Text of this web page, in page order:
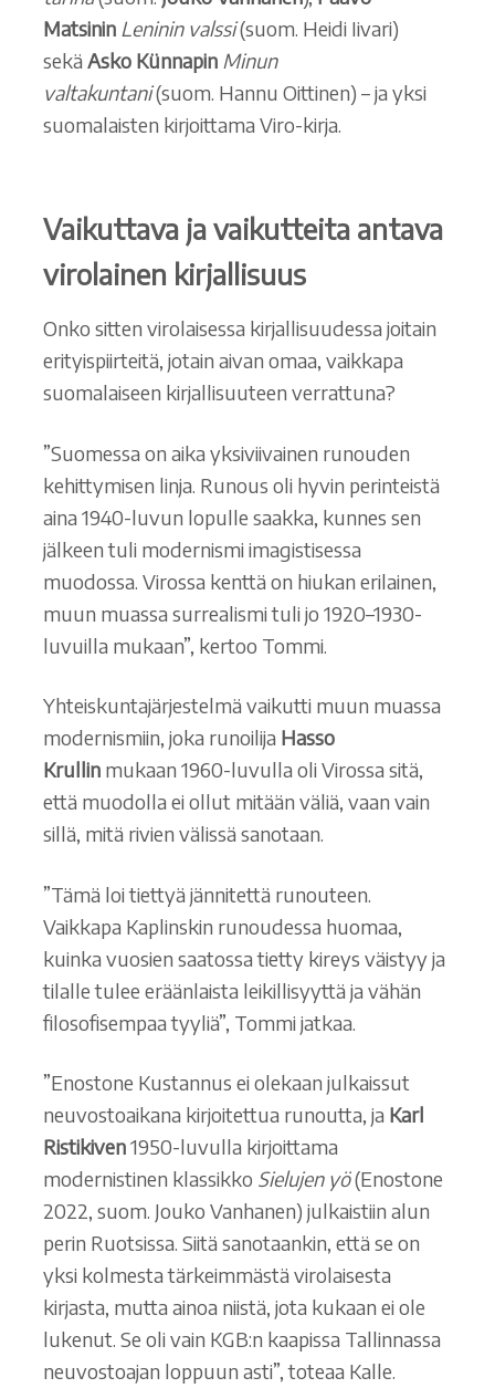
Matsinin Leninin valssi(suom. Heidi Iivari)
sekäAsko Künnapin Minun
valtakuntani(suom. Hannu Oittinen) – ja yksi
suomalaisten kirjoittama Viro-kirja.
Vaikuttava ja vaikutteita antava
virolainen kirjallisuus
Onko sitten virolaisessa kirjallisuudessa joitain
erityispiirteitä, jotain aivan omaa, vaikkapa
suomalaiseen kirjallisuuteen verrattuna?
”Suomessa on aika yksiviivainen runouden
kehittymisen linja. Runous oli hyvin perinteistä
aina 1940-luvun lopulle saakka, kunnes sen
jälkeen tuli modernismi imagistisessa
muodossa. Virossa kenttä on hiukan erilainen,
muun muassa surrealismi tuli jo 1920–1930-
luvuilla mukaan”, kertoo Tommi.
Yhteiskuntajärjestelmä vaikutti muun muassa
modernismiin, joka runoilija Hasso
Krullin mukaan 1960-luvulla oli Virossa sitä,
että muodolla ei ollut mitään väliä, vaan vain
sillä, mitä rivien välissä sanotaan.
”Tämä loi tiettyä jännitettä runouteen.
Vaikkapa Kaplinskin runoudessa huomaa,
kuinka vuosien saatossa tietty kireys väistyy ja
tilalle tulee eräänlaista leikillisyyttä ja vähän
filosofisempaa tyyliä”, Tommi jatkaa.
”Enostone Kustannus ei olekaan julkaissut
neuvostoaikana kirjoitettua runoutta, ja Karl
Ristikiven1950-luvulla kirjoittama
modernistinen klassikko Sielujen yö(Enostone
2022, suom. Jouko Vanhanen) julkaistiin alun
perin Ruotsissa. Siitä sanotaankin, että se on
yksi kolmesta tärkeimmästä virolaisesta
kirjasta, mutta ainoa niistä, jota kukaan ei ole
lukenut. Se oli vain KGB:n kaapissa Tallinnassa
neuvostoajan loppuun asti”, toteaa Kalle.